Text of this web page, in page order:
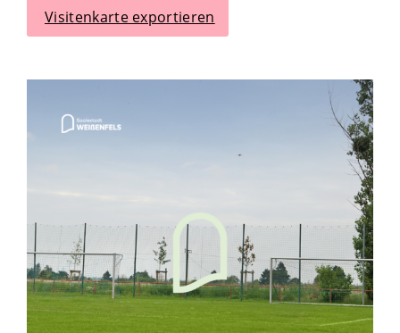
Visitenkarte exportieren